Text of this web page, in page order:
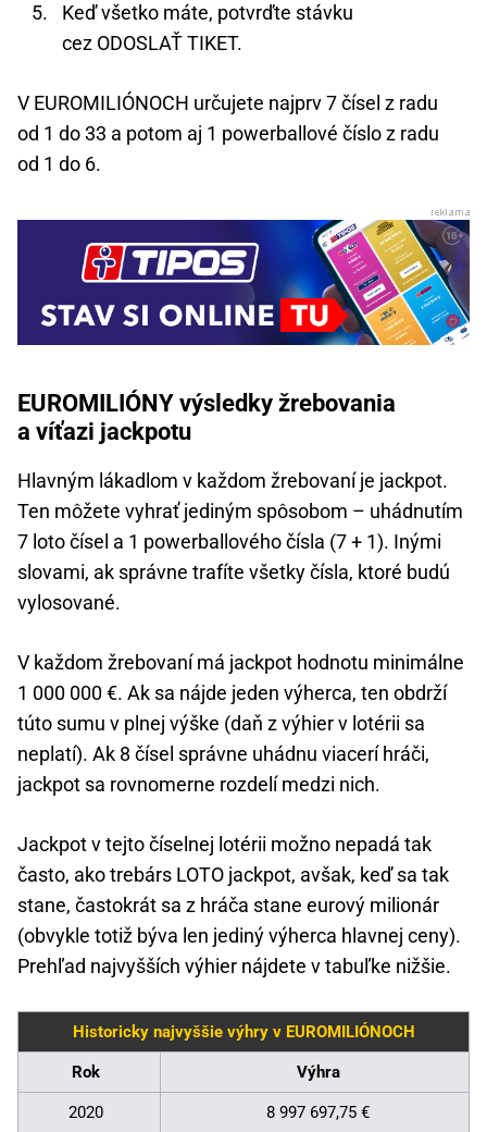
Keď všetko máte, potvrďte stávku
cez ODOSLAŤ TIKET.
V EUROMILIÓNOCH určujete najprv 7 čísel z radu
od 1 do 33 a potom aj 1 powerballové číslo z radu
od 1 do 6.
EUROMILIÓNY výsledky žrebovania
a víťazi jackpotu
Hlavným lákadlom v každom žrebovaní je jackpot.
Ten môžete vyhrať jediným spôsobom – uhádnutím
7 loto čísel a 1 powerballového čísla (7 + 1). Inými
slovami, ak správne trafíte všetky čísla, ktoré budú
vylosované.
V každom žrebovaní má jackpot hodnotu minimálne
1 000 000 €. Ak sa nájde jeden výherca, ten obdrží
túto sumu v plnej výške (daň z výhier v lotérii sa
neplatí). Ak 8 čísel správne uhádnu viacerí hráči,
jackpot sa rovnomerne rozdelí medzi nich.
Jackpot v tejto číselnej lotérii možno nepadá tak
často, ako trebárs LOTO jackpot, avšak, keď sa tak
stane, častokrát sa z hráča stane eurový milionár
(obvykle totiž býva len jediný výherca hlavnej ceny).
Prehľad najvyšších výhier nájdete v tabuľke nižšie.
Historicky najvyššie výhry v EUROMILIÓNOCH
Rok Výhra
2020 8 997 697,75 €